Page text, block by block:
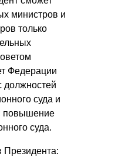
министров и
только
Федерации
должностей
суда и
повышение
суда.
Президента: